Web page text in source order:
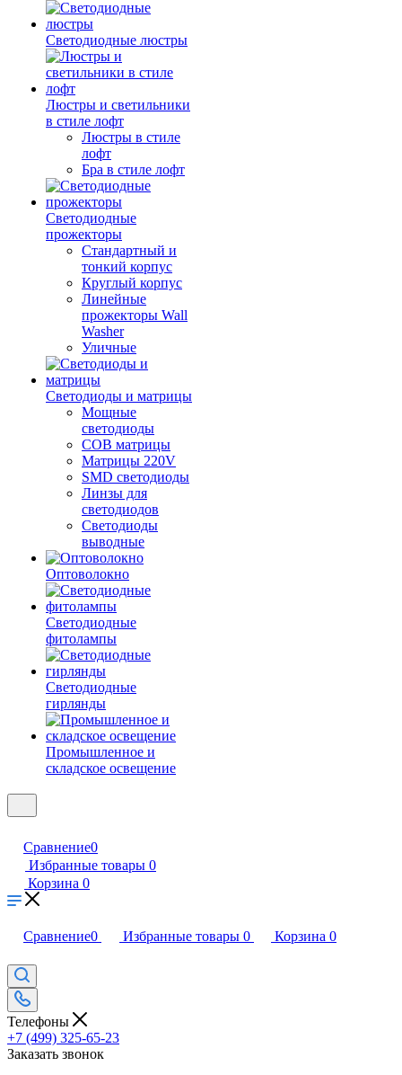
Светодиодные люстры
Люстры и светильники
в стиле лофт
Люстры в стиле
лофт
Бра в стиле лофт
Светодиодные
прожекторы
Стандартный и
тонкий корпус
Круглый корпус
Линейные
прожекторы Wall
Washer
Уличные
Светодиоды и матрицы
Мощные
светодиоды
COB матрицы
Матрицы 220V
SMD светодиоды
Линзы для
светодиодов
Светодиоды
выводные
Оптоволокно
Светодиодные
фитолампы
Светодиодные
гирлянды
Промышленное и
складское освещение
Сравнение0
Избранные товары 0
Корзина 0
Сравнение0 Избранные товары 0 Корзина 0
Телефоны
+7 (499) 325-65-23
Заказать звонок